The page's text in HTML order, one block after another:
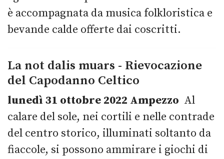
è accompagnata da musica folkloristica e
bevande calde offerte dai coscritti.
La not dalis muars - Rievocazione
del Capodanno Celtico
lunedì 31 ottobre 2022 Ampezzo Al
calare del sole, nei cortili e nelle contrade
del centro storico, illuminati soltanto da
fiaccole, si possono ammirare i giochi di